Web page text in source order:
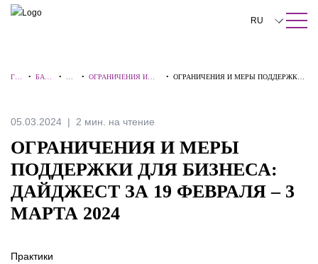
ПОИСК ПО САЙТУ Закрыть
RU
中文
Español
ГЛ
• БАЗА
• •ОГРАНИЧЕНИЯ И
• ОГРАНИЧЕНИЯ И МЕРЫ ПОДДЕРЖКИ
05.03.2024 2 мин. на чтение
ОГРАНИЧЕНИЯ И МЕРЫ
ПОДДЕРЖКИ ДЛЯ БИЗНЕСА:
ДАЙДЖЕСТ ЗА 19 ФЕВРАЛЯ – 3
МАРТА 2024
Практики